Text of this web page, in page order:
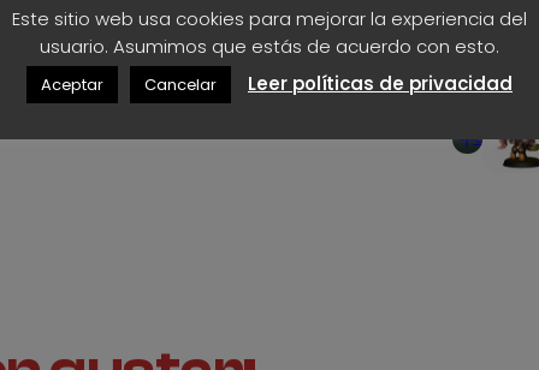
2
5
€al
carrito
Este sitio web usa cookies para mejorar la experiencia del
usuario. Asumimos que estás de acuerdo con esto.
Aceptar Cancelar Leer políticas de privacidad